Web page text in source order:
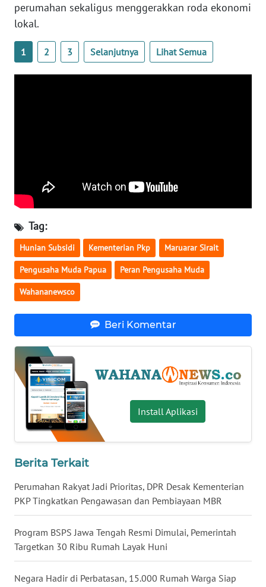
perumahan sekaligus menggerakkan roda ekonomi
lokal.
1 2 3 Selanjutnya Lihat Semua
Tag:
Hunian Subsidi Kementerian Pkp Maruarar Sirait
Pengusaha Muda Papua Peran Pengusaha Muda
Wahananewsco
Beri Komentar
Install Aplikasi
Berita Terkait
Perumahan Rakyat Jadi Prioritas, DPR Desak Kementerian
PKP Tingkatkan Pengawasan dan Pembiayaan MBR
Program BSPS Jawa Tengah Resmi Dimulai, Pemerintah
Targetkan 30 Ribu Rumah Layak Huni
Negara Hadir di Perbatasan, 15.000 Rumah Warga Siap
WN
RIAU
WN
WN
WN
SULTENG
WN
WN
BABEL
WN
SUMBAR
WN
WN
BENGKULU
WN